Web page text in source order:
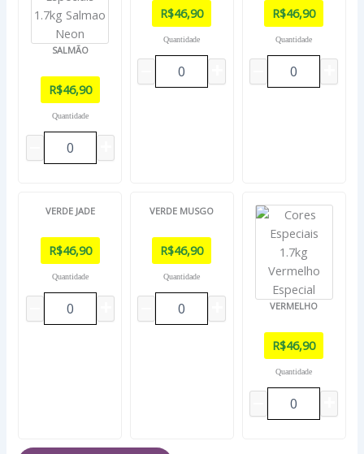
SALMÃO
R$46,90
Quantidade
R$46,90
Quantidade
R$46,90
Quantidade
VERDE JADE
R$46,90
Quantidade
VERDE MUSGO
R$46,90
Quantidade
VERMELHO
R$46,90
Quantidade